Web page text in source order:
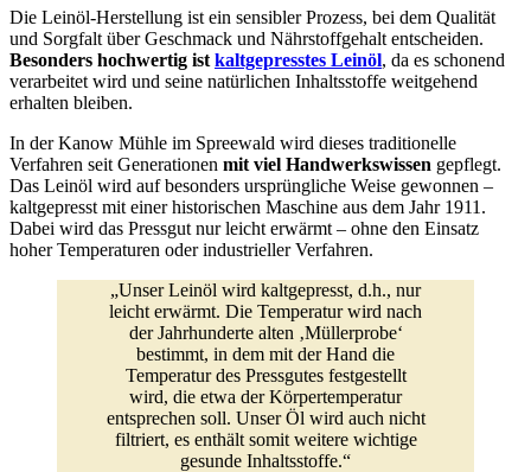
Die Leinöl-Herstellung ist ein sensibler Prozess, bei dem Qualität
und Sorgfalt über Geschmack und Nährstoffgehalt entscheiden.
Besonders hochwertig ist kaltgepresstes Leinöl, da es schonend
verarbeitet wird und seine natürlichen Inhaltsstoffe weitgehend
erhalten bleiben.
In der Kanow Mühle im Spreewald wird dieses traditionelle
Verfahren seit Generationen mit viel Handwerkswissen gepflegt.
Das Leinöl wird auf besonders ursprüngliche Weise gewonnen –
kaltgepresst mit einer historischen Maschine aus dem Jahr 1911.
Dabei wird das Pressgut nur leicht erwärmt – ohne den Einsatz
hoher Temperaturen oder industrieller Verfahren.
„Unser Leinöl wird kaltgepresst, d.h., nur
leicht erwärmt. Die Temperatur wird nach
der Jahrhunderte alten ‚Müllerprobe‘
bestimmt, in dem mit der Hand die
Temperatur des Pressgutes festgestellt
wird, die etwa der Körpertemperatur
entsprechen soll. Unser Öl wird auch nicht
filtriert, es enthält somit weitere wichtige
gesunde Inhaltsstoffe.“